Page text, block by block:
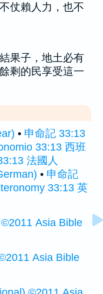
仗賴人力，也不
果子，地土必有
剩的民享受這一
• 申命記 33:13
33:13 西班
法國人
• 申命記
33:13 英
Asia Bible
Asia Bible